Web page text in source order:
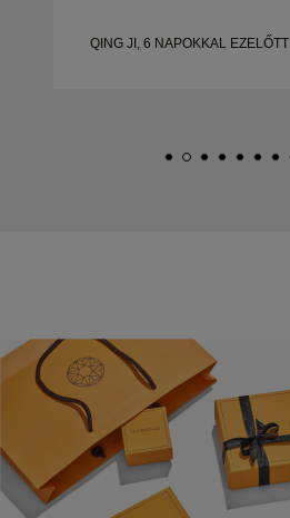
QING JI, 6 NAPOKKAL EZELŐTT